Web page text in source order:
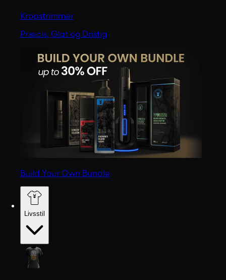
Kropstrimmer
Præcis, Glat og Dristig
Build Your Own Bundle
Livsstil